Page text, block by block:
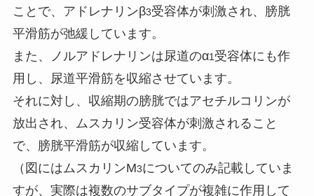
ことで、アドレナリンβ3受容体が刺激され、膀胱
平滑筋が弛緩しています。
また、ノルアドレナリンは尿道のα1 受容体にも作
用し、尿道平滑筋を収縮させています。
それに対し、収縮期の膀胱ではアセチルコリンが
放出され、ムスカリン受容体が刺激されること
で、膀胱平滑筋が収縮しています。
（図にはムスカリンM3についてのみ記載していま
すが、実際は複数のサブタイプが複雑に作用して